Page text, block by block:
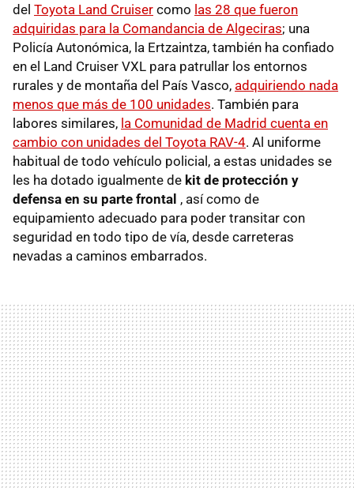
del Toyota Land Cruiser como las 28 que fueron
adquiridas para la Comandancia de Algeciras; una
Policía Autonómica, la Ertzaintza, también ha confiado
en el Land Cruiser VXL para patrullar los entornos
rurales y de montaña del País Vasco, adquiriendo nada
menos que más de 100 unidades. También para
labores similares, la Comunidad de Madrid cuenta en
cambio con unidades del Toyota RAV-4. Al uniforme
habitual de todo vehículo policial, a estas unidades se
les ha dotado igualmente de kit de protección y
defensa en su parte frontal , así como de
equipamiento adecuado para poder transitar con
seguridad en todo tipo de vía, desde carreteras
nevadas a caminos embarrados.